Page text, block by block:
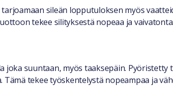
sileän lopputuloksen myös
tekee silityksestä nopeaa ja
joka suuntaan, myös taaksepäin.
tekee työskentelystä nopeampaa ja